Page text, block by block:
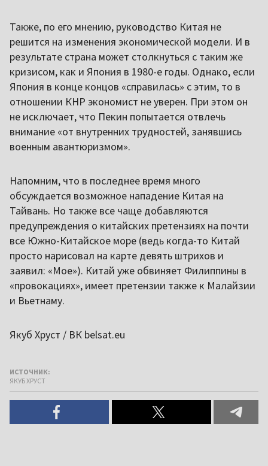
Также, по его мнению, руководство Китая не
решится на изменения экономической модели. И в
результате страна может столкнуться с таким же
кризисом, как и Япония в 1980-е годы. Однако, если
Япония в конце концов «справилась» с этим, то в
отношении КНР экономист не уверен. При этом он
не исключает, что Пекин попытается отвлечь
внимание «от внутренних трудностей, занявшись
военным авантюризмом».
Напомним, что в последнее время много
обсуждается возможное нападение Китая на
Тайвань. Но также все чаще добавляются
предупреждения о китайских претензиях на почти
все Южно-Китайское море (ведь когда-то Китай
просто нарисовал на карте девять штрихов и
заявил: «Мое»). Китай уже обвиняет Филиппины в
«провокациях», имеет претензии также к Малайзии
и Вьетнаму.
Якуб Хруст / ВК belsat.eu
ИСТОЧНИК:
ЯКУБ ХРУСТ